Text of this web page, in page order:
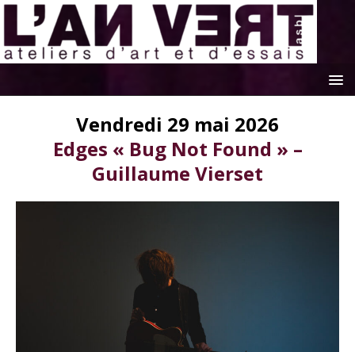
Vendredi 29 mai 2026
Edges « Bug Not Found » –
Guillaume Vierset